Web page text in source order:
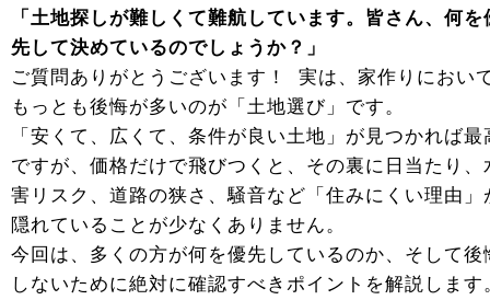
「土地探しが難しくて難航しています。皆さん、何を
先して決めているのでしょうか？」
ご質問ありがとうございます！ 実は、家作りにおい
もっとも後悔が多いのが「土地選び」です。
「安くて、広くて、条件が良い土地」が見つかれば最
ですが、価格だけで飛びつくと、その裏に日当たり、
害リスク、道路の狭さ、騒音など「住みにくい理由」
隠れていることが少なくありません。
今回は、多くの方が何を優先しているのか、そして後
しないために絶対に確認すべきポイントを解説します